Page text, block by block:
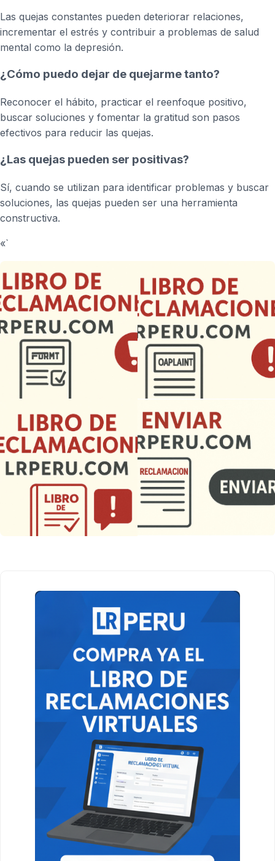
Las quejas constantes pueden deteriorar relaciones,
incrementar el estrés y contribuir a problemas de salud
mental como la depresión.
¿Cómo puedo dejar de quejarme tanto?
Reconocer el hábito, practicar el reenfoque positivo,
buscar soluciones y fomentar la gratitud son pasos
efectivos para reducir las quejas.
¿Las quejas pueden ser positivas?
Sí, cuando se utilizan para identificar problemas y buscar
soluciones, las quejas pueden ser una herramienta
constructiva.
«`